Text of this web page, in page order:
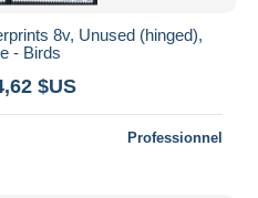
8v, Unused (hinged),
- Birds
$US
Professionnel